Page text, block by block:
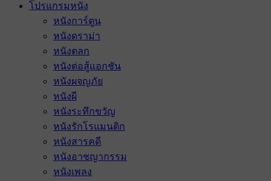
โปรแกรมหนัง
หนังการ์ตูน
หนังดราม่า
หนังตลก
หนังต่อสู้แอกชัน
หนังผจญภัย
หนังผี
หนังระทึกขวัญ
หนังรักโรแมนติก
หนังสารคดี
หนังอาชญากรรม
หนังเพลง